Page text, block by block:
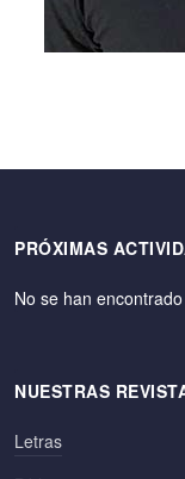
PRÓXIMAS
No se han
NUESTRAS
Letras